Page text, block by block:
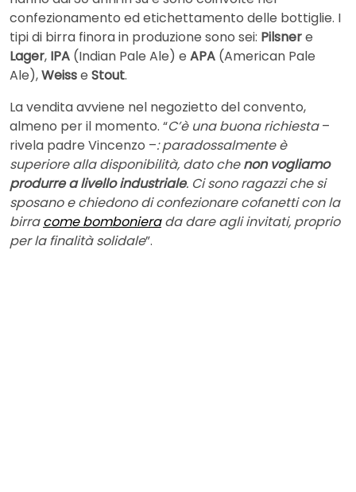
confezionamento ed etichettamento delle bottiglie. I
tipi di birra finora in produzione sono sei: Pilsnere
Lager, IPA (Indian Pale Ale) e APA (American Pale
Ale),Weisse Stout.
La vendita avviene nel negozietto del convento,
almeno per il momento. “C’è una buona richiesta–
rivela padre Vincenzo –: paradossalmente è
superiore alla disponibilità, dato chenon vogliamo
produrre a livello industriale. Ci sono ragazzi che si
sposano e chiedono di confezionare cofanetti con la
birracome bombonierada dare agli invitati, proprio
per la finalità solidale”.